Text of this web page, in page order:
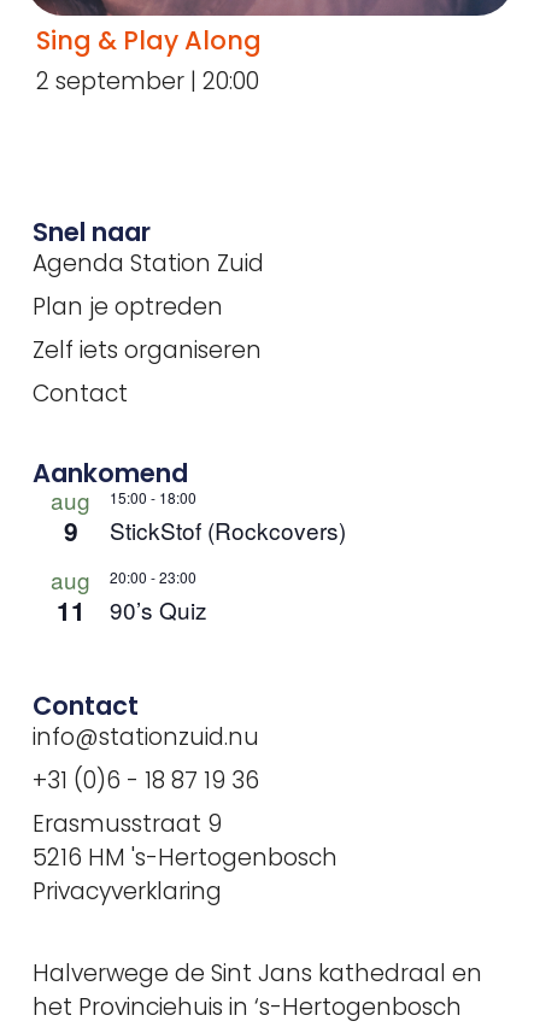
Sing & Play Along
2 september | 20:00
Halverwege de Sint Jans kathedraal en
het Provinciehuis in ‘s-Hertogenbosch
Snel naar
Agenda Station Zuid
Plan je optreden
Zelf iets organiseren
Contact
Aankomend
aug
9
15:00 - 18:00
StickStof (Rockcovers)
aug
11
20:00 -23:00
90’s Quiz
Contact
info@stationzuid.nu
+31 (0)6 - 18 87 19 36
Erasmusstraat 9
5216 HM 's-Hertogenbosch
Privacyverklaring